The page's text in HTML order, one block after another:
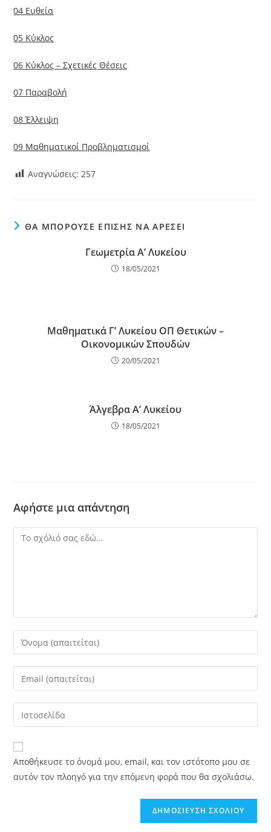
04 Ευθεία
05 Κύκλος
06 Κύκλος – Σχετικές Θέσεις
07 Παραβολή
08 Έλλειψη
09 Μαθηματικοί Προβληματισμοί
Αναγνώσεις:257
ΘΑ ΜΠΟΡΟΎΣΕ ΕΠΊΣΗΣ ΝΑ ΑΡΈΣΕΙ
Γεωμετρία Α’ Λυκείου
18/05/2021
Μαθηματικά Γ’ Λυκείου ΟΠ Θετικών –
Οικονομικών Σπουδών
20/05/2021
Άλγεβρα Α’ Λυκείου
18/05/2021
Αφήστε μια απάντηση
Σχόλιο
Πληκτρολογήστε
το
όνομά
σας
το
όνομα
χρήστη
για
το
Εισάγετε
τη
διεύθυνση
ηλεκτρονικού
σας
σε
σχόλιο
Εισάγετε
το
URL
της
ιστοσελίδα
Αποθήκευσε το όνομά μου, email, και τον ιστότοπο μου σε
αυτόν τον πλοηγό για την επόμενη φορά που θα σχολιάσω.